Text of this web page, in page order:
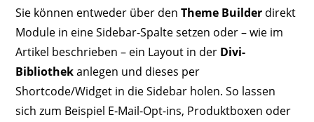
Sie können entweder über denTheme Builder direkt
Module in eine Sidebar-Spalte setzen oder – wie im
Artikel beschrieben – ein Layout in der Divi-
Bibliothekanlegen und dieses per
Shortcode/Widget in die Sidebar holen. So lassen
sich zum Beispiel E-Mail-Opt-ins, Produktboxen oder